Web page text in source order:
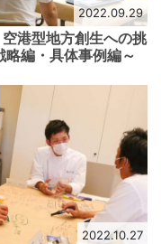
2022.09.29
港型地方創生への挑
略編・具体事例編～
2022.10.27